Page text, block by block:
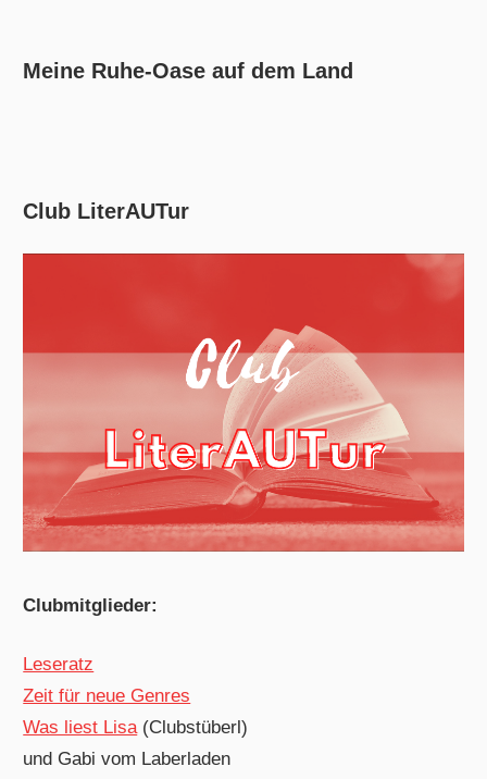
Meine Ruhe-Oase auf dem Land
Club LiterAUTur
Clubmitglieder:
Leseratz
Zeit für neue Genres
Was liest Lisa(Clubstüberl)
und Gabi vom Laberladen